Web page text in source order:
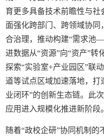
育更多具备技术前瞻性与
面强化跨部门、跨领域协
合治理，推动构建“需求池
进数据从“资源”向“资产”
探索“实验室+产业园区”联
道等试点区域加速落地，
业闭环”的创新生态链。此
应用进入规模化推进新阶段。
随着“政校企研”协同机制